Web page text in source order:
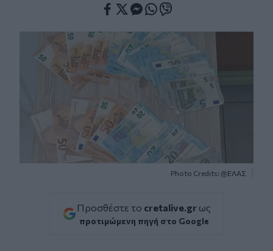
Photo Credits: @ΕΛΑΣ
Προσθέστε το cretalive.gr ως
προτιμώμενη πηγή στο Google